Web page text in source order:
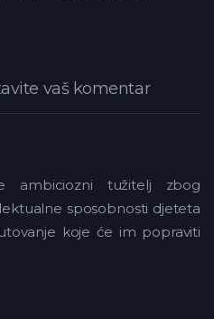
vaš komentar
ambiciozni tužitelj zbog
sposobnosti djeteta
koje će im popraviti